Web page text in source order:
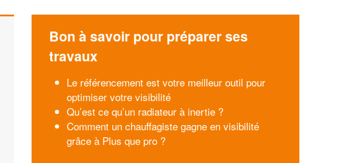
Bon à savoir pour préparer ses
travaux
Le référencement est votre meilleur outil pour
optimiser votre visibilité
Qu’est ce qu’un radiateur à inertie ?
Comment un chauffagiste gagne en visibilité
grâce à Plus que pro ?